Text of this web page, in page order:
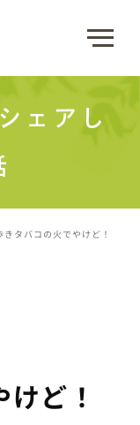
ェアし
きタバコの火でやけど！
ど！